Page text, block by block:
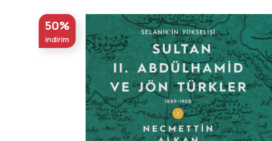
50%
indirim